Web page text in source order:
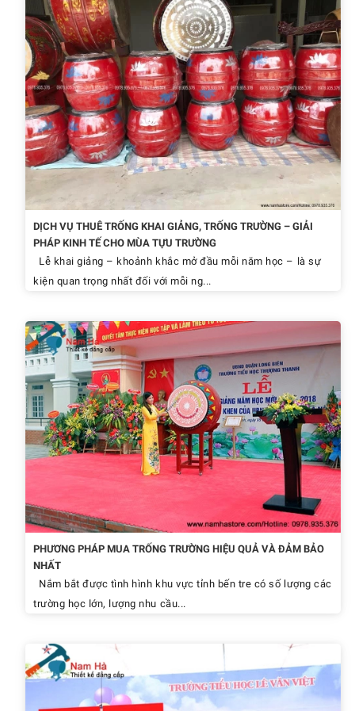
DỊCH VỤ THUÊ TRỐNG KHAI GIẢNG, TRỐNG TRƯỜNG – GIẢI
PHÁP KINH TẾ CHO MÙA TỰU TRƯỜNG
Lễ khai giảng – khoảnh khắc mở đầu mỗi năm học – là sự
kiện quan trọng nhất đối với mỗi ng...
PHƯƠNG PHÁP MUA TRỐNG TRƯỜNG HIỆU QUẢ VÀ ĐẢM BẢO
NHẤT
Nắm bắt được tình hình khu vực tỉnh bến tre có số lượng các
trường học lớn, lượng nhu cầu...